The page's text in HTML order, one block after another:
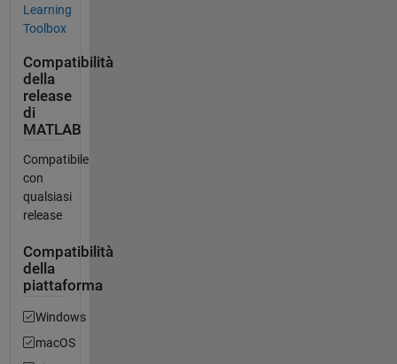
Learning
Toolbox
Compatibilità
della
release
di
MATLAB
Compatibile
con
qualsiasi
release
Compatibilità
della
piattaforma
Windows
macOS